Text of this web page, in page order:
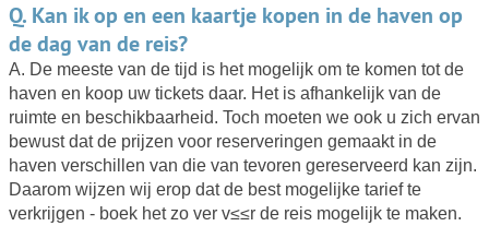
Q. Kan ik op en een kaartje kopen in de haven op
de dag van de reis?
A. De meeste van de tijd is het mogelijk om te komen tot de
haven en koop uw tickets daar. Het is afhankelijk van de
ruimte en beschikbaarheid. Toch moeten we ook u zich ervan
bewust dat de prijzen voor reserveringen gemaakt in de
haven verschillen van die van tevoren gereserveerd kan zijn.
Daarom wijzen wij erop dat de best mogelijke tarief te
verkrijgen - boek het zo ver v≤≤r de reis mogelijk te maken.